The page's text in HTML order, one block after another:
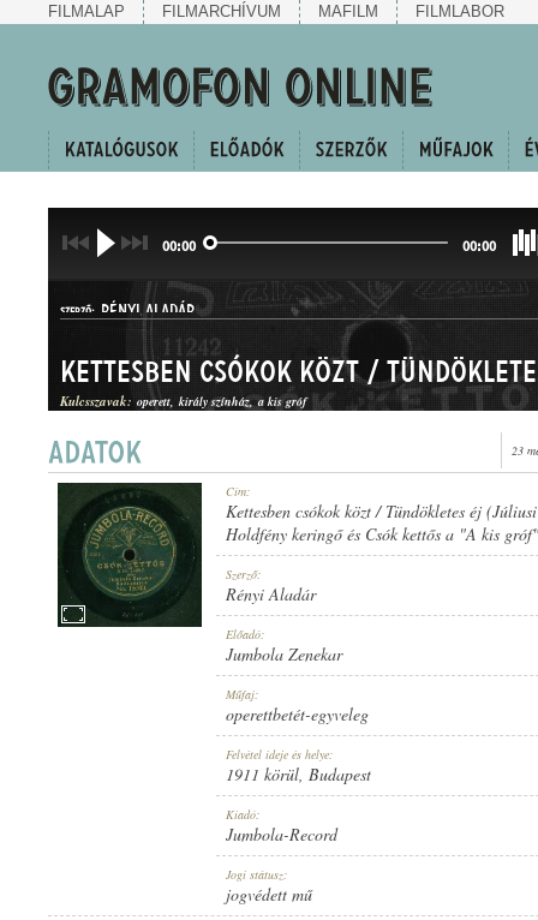
FILMALAP FILMARCHÍVUM MAFILM FILMLABOR
00:00 00:00
SZERZŐ: RÉNYI ALADÁR
OPERETTBETÉT-EGYVELEG
1911 KÖRÜL
Kulcsszavak: operett király színház a kis gróf
23
Cím:
Kettesben csókok közt / Tündökletes éj
Holdfény keringő és Csók kettős a "A kis
Szerző:
Rényi Aladár
Előadó:
Jumbola Zenekar
Műfaj:
operettbetét-egyveleg
Felvétel ideje és helye:
1911 körül, Budapest
Kiadó:
Jumbola-Record
Jogi státusz:
jogvédett mű